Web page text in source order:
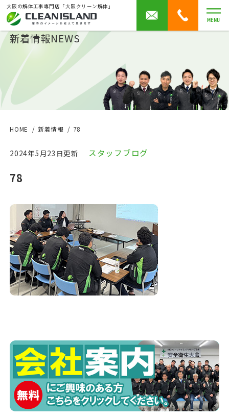
大阪の解体工事専門店「大阪クリーン解体」
MENU
新着情報NEWS
HOME 新着情報 78
2024年5月23日更新 スタッフブログ
78